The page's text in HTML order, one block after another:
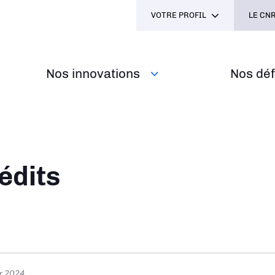
Nos innovations Nos
VOTRE PROFIL LE